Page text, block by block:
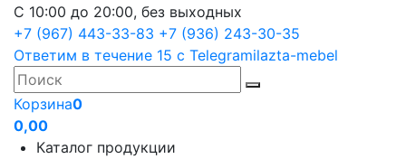
С 10:00 до 20:00, без выходных
+7 (967) 443-33-83 +7 (936) 243-30-35
Ответим в течение 15 с Telegramilazta-mebel
Корзина0
0,00
Каталог продукции